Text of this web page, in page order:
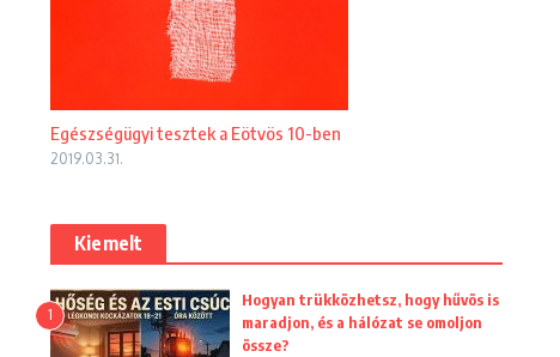
Egészségügyi tesztek a Eötvös 10-ben
2019.03.31.
Kiemelt
1
Hogyan trükközhetsz, hogy hűvös is
maradjon, és a hálózat se omoljon
össze?